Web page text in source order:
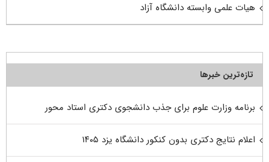
هیات علمی وابسته دانشگاه آزاد
تازه‌ترین خبرها
برنامه وزارت علوم برای جذب دانشجوی دکتری استاد محور
اعلام نتایج دکتری بدون کنکور دانشگاه یزد ۱۴۰۵